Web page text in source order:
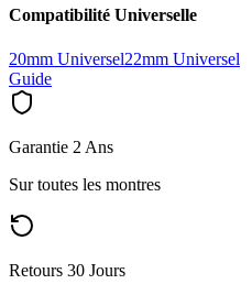
Compatibilité Universelle
20mm Universel22mm Universel
Guide
Garantie 2 Ans
Sur toutes les montres
Retours 30 Jours